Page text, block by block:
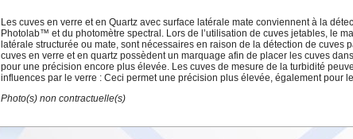
Les cuves en verre et en Quartz avec surface latérale mate conviennent à la
Photolab™ et du photomètre spectral. Lors de l’utilisation de cuves jetables, le
latérale structurée ou mate, sont nécessaires en raison de la détection de
cuves en verre et en quartz possèdent un marquage afin de placer les cuves
pour une précision encore plus élevée. Les cuves de mesure de la turbidité
influences par le verre : Ceci permet une précision plus élevée, également pour
Photo(s) non contractuelle(s)